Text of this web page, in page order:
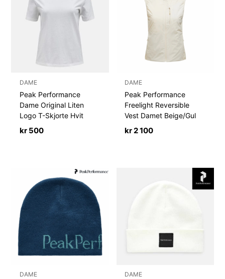
DAME
Peak Performance
Dame Original Liten
Logo T-Skjorte Hvit
kr 500
DAME
Peak Performance
Freelight Reversible
Vest Damet Beige/Gul
kr2 100
DAME DAME